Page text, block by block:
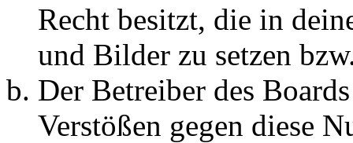
Recht besitzt, die in
und Bilder zu setzen
Der Betreiber des
Verstößen gegen diese